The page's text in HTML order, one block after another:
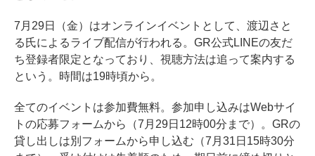
7月29日（金）はオンラインイベントとして、渡辺さと
る氏によるライブ配信が行われる。GR公式LINEの友だ
ち登録者限定となっており、視聴方法は追って案内する
という。時間は19時頃から。
全てのイベントは参加費無料。参加申し込みはWebサイ
トの応募フォームから（7月29日12時00分まで）。GRの
貸し出しは別フォームから申し込む（7月31日15時30分